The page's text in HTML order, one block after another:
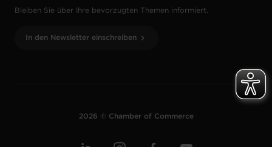
Bleiben Sie über Ihre bevorzugten Themen informiert.
In den Newsletter einschreiben
2026 © Chamber of Commerce